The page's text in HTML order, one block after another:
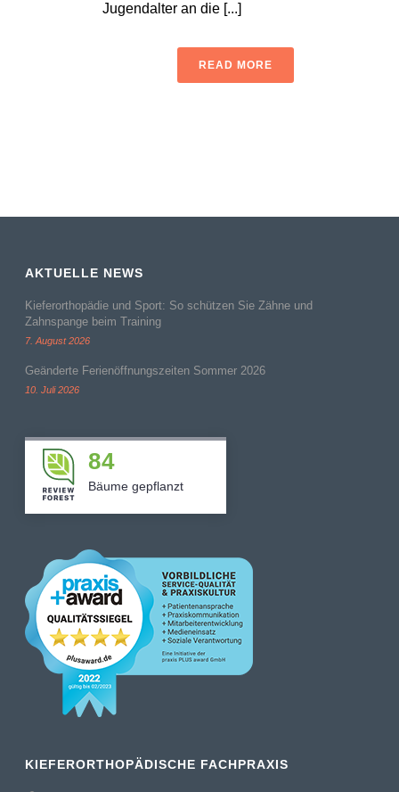
Jugendalter an die [...]
READ MORE
AKTUELLE NEWS
Kieferorthopädie und Sport: So schützen Sie Zähne und
Zahnspange beim Training
7. August 2026
Geänderte Ferienöffnungszeiten Sommer 2026
10. Juli 2026
84
Bäume gepflanzt
KIEFERORTHOPÄDISCHE FACHPRAXIS